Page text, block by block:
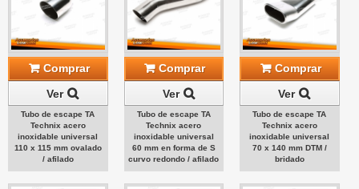
Comprar
Ver
Tubo de escape TA
Technix acero
inoxidable universal
110 x 115 mm ovalado
/ afilado
Comprar
Ver
Tubo de escape TA
Technix acero
inoxidable universal
60 mm en forma de S
curvo redondo / afilado
Comprar
Ver
Tubo de escape TA
Technix acero
inoxidable universal
70 x 140 mm DTM /
bridado